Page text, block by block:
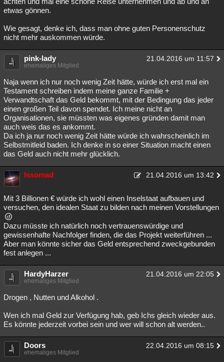
etwas gönnen.
Wie gesagt, denke ich, dass man ohne guten Personenschutz
nicht mehr auskommen würde.
pink-lady 21.04.2016 um 11:57
ehemaliges Mitglied
Naja wenn ich nur noch wenig Zeit hätte, würde ich erst mal ein
Testament schreiben indem meine ganze Familie +
Verwandtschaft das Geld bekommt, mit der Bedingung das jeder
einen großen Teil davon spendet. Ich meine nicht an
Organisationen, sie müssten was eigenes gründen damit man
auch weis das es ankommt.
Da ich ja nur noch wenig Zeit hätte würde ich wahrscheinlich im
Selbstmitleid baden. Ich denke in so einer Situation macht einen
das Geld auch nicht mehr glücklich.
Issomad 21.04.2016 um 13:42
Mit 3 Billionen € würde ich wohl einen Inselstaat aufbauen und
versuchen, den idealen Staat zu bilden nach meinen Vorstellungen
Dazu müsste ich natürlich noch vertrauenswürdige und
gewissenhafte Nachfolger finden, die das Projekt weiterführen ...
Aber man könnte sicher das Geld entsprechend zweckgebunden
fest anlegen ...
HardyHarzer 21.04.2016 um 22:05
ehemaliges Mitglied
Drogen , Nutten und Alkohol .
Wen ich mal Geld zur Verfügung hab, geb Ichs gleich wieder aus.
Es könnte jederzeit vorbei sein und wer will schon alt werden..
Doors 22.04.2016 um 08:15
ehemaliges Mitglied